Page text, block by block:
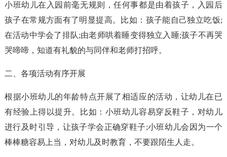
小班幼儿在入园前毫无规则，任何事都是由着孩子，入园后
孩子在常规方面有了明显提高。比如：孩子能自己独立吃饭;
在活动中学会了排队;由老师哄着睡变得独立入睡;孩子不再哭
哭啼啼，知道有礼貌的与同伴和老师打招呼。
二、各项活动有序开展
根据小班幼儿的年龄特点开展了相适应的活动，让幼儿在已
有经验上得以提升。比如：小班幼儿容易穿反鞋子，对幼儿
进行及时引导，让孩子学会正确穿鞋子;小班幼儿会因为一个
棒棒糖容易上当，对幼儿及时教育，不要跟陌生人走。